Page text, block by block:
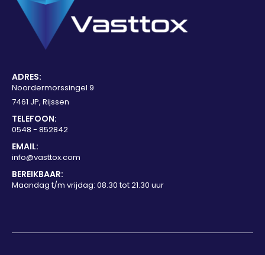
ADRES:
Noordermorssingel 9
7461 JP, Rijssen
TELEFOON:
0548 - 852842
EMAIL:
info@vasttox.com
BEREIKBAAR:
Maandag t/m vrijdag: 08.30 tot 21.30 uur